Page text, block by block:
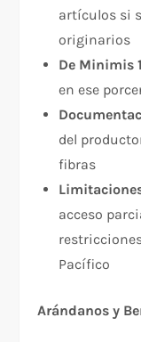
artículos si
originarios
De Minimis
en ese
del
fibras​
acceso
Pacífico​
Arándanos y